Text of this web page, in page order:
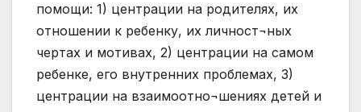
помощи: 1) центрации на родителях, их
отношении к ребенку, их личност¬ных
чертах и мотивах, 2) центрации на самом
ребенке, его внутренних проблемах, 3)
центрации на взаимоотно¬шениях детей и